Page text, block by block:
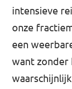
intensieve
onze
een
want zonder